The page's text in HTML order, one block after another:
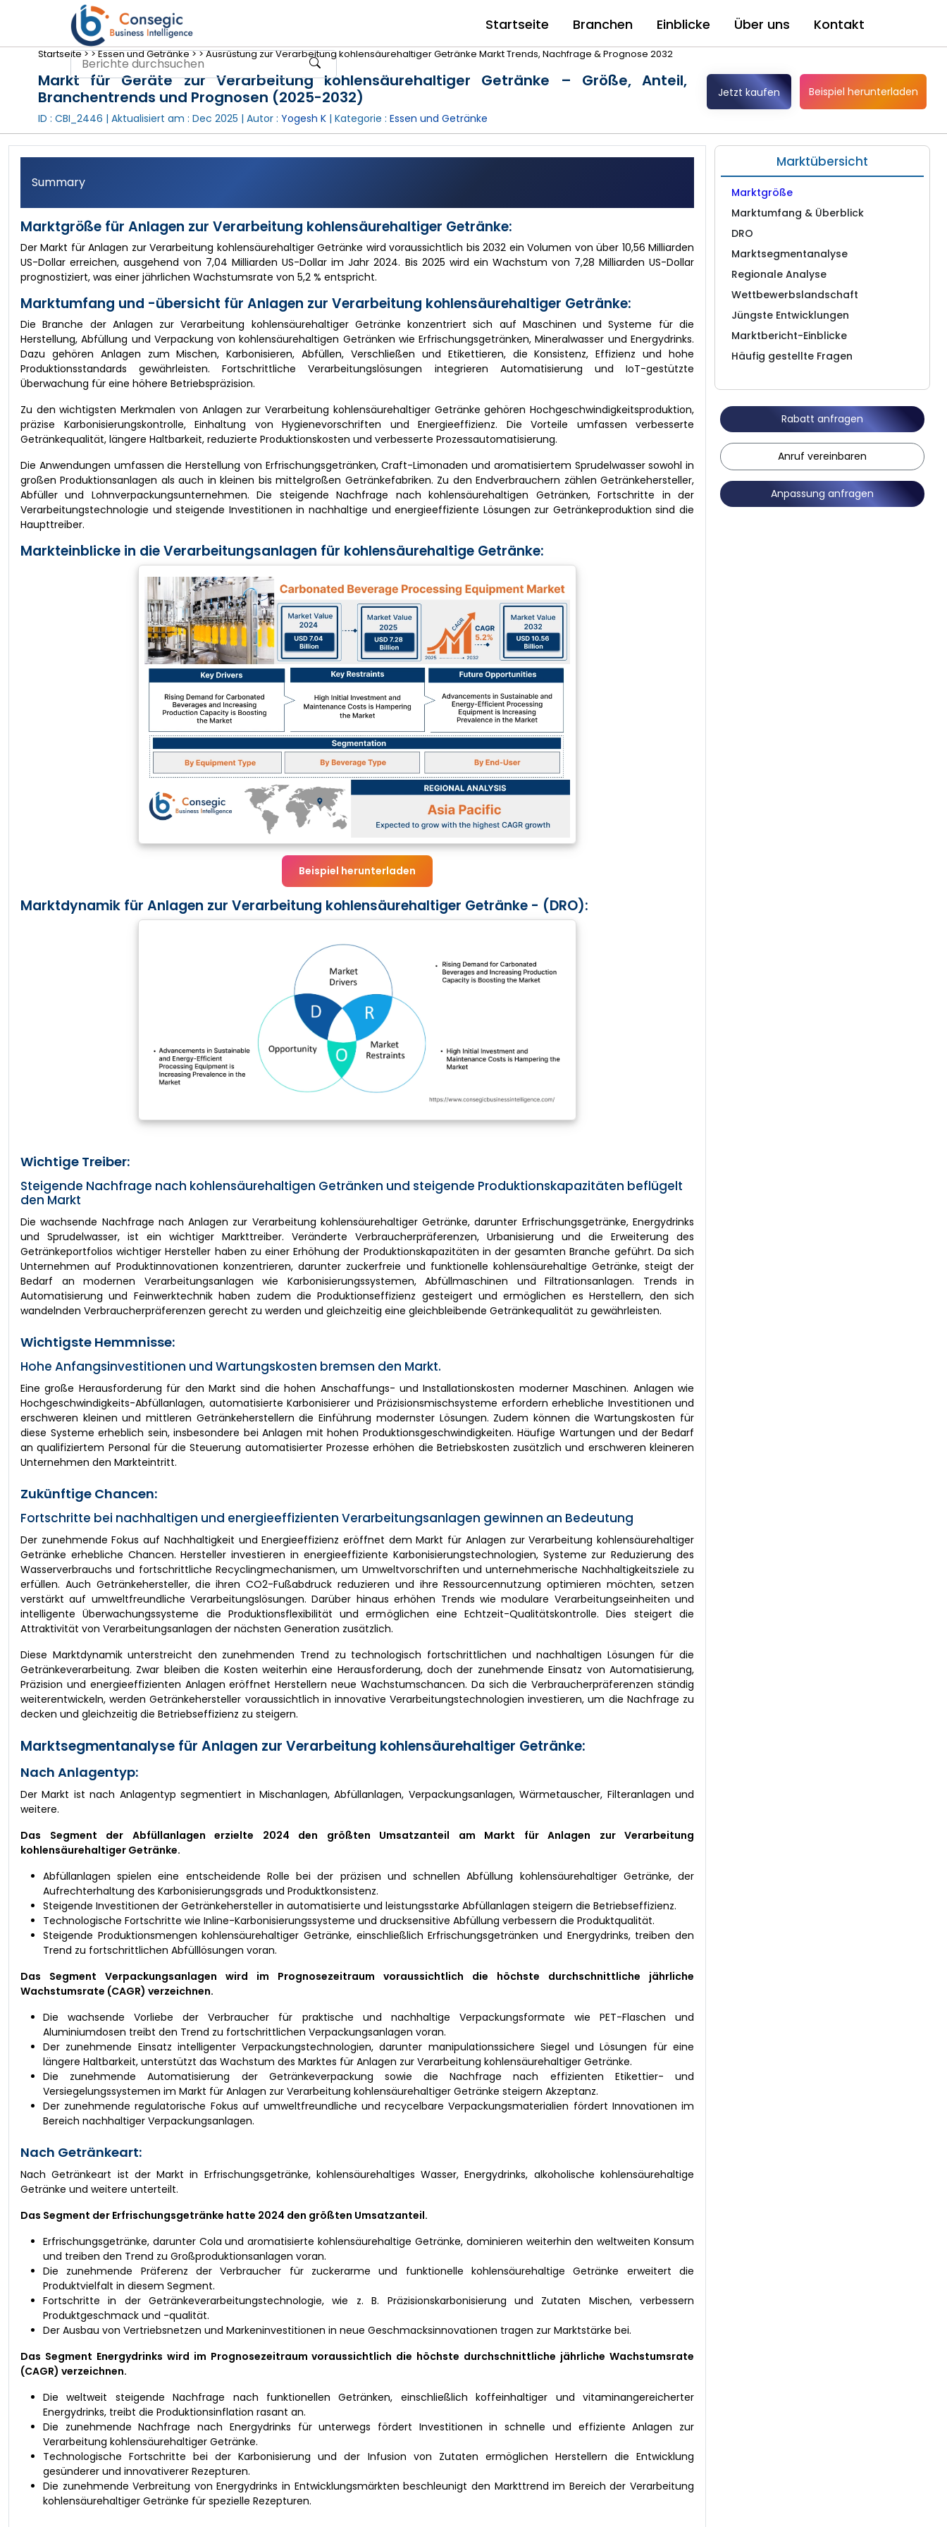
Startseite Branchen Einblicke Über uns Kontakt
Startseite >>Essen und Getränke >>Ausrüstung zur Verarbeitung kohlensäurehaltiger Getränke Markt Trends, Nachfrage & Prognose 2032
Markt für Geräte zur Verarbeitung kohlensäurehaltiger Getränke – Größe, Anteil,
Branchentrends und Prognosen (2025-2032)
ID : CBI_2446 | Aktualisiert am : Dec 2025 | Autor : Yogesh K| Kategorie : Essen und Getränke
Jetzt kaufen Beispiel herunterladen
Summary
Marktgröße für Anlagen zur Verarbeitung kohlensäurehaltiger Getränke:
Der Markt für Anlagen zur Verarbeitung kohlensäurehaltiger Getränke wird voraussichtlich bis 2032 ein Volumen von über 10,56 Milliarden
US-Dollar erreichen, ausgehend von 7,04 Milliarden US-Dollar im Jahr 2024. Bis 2025 wird ein Wachstum von 7,28 Milliarden US-Dollar
prognostiziert, was einer jährlichen Wachstumsrate von 5,2 % entspricht.
Marktumfang und -übersicht für Anlagen zur Verarbeitung kohlensäurehaltiger Getränke:
Die Branche der Anlagen zur Verarbeitung kohlensäurehaltiger Getränke konzentriert sich auf Maschinen und Systeme für die
Herstellung, Abfüllung und Verpackung von kohlensäurehaltigen Getränken wie Erfrischungsgetränken, Mineralwasser und Energydrinks.
Dazu gehören Anlagen zum Mischen, Karbonisieren, Abfüllen, Verschließen und Etikettieren, die Konsistenz, Effizienz und hohe
Produktionsstandards gewährleisten. Fortschrittliche Verarbeitungslösungen integrieren Automatisierung und IoT-gestützte
Überwachung für eine höhere Betriebspräzision.
Zu den wichtigsten Merkmalen von Anlagen zur Verarbeitung kohlensäurehaltiger Getränke gehören Hochgeschwindigkeitsproduktion,
präzise Karbonisierungskontrolle, Einhaltung von Hygienevorschriften und Energieeffizienz. Die Vorteile umfassen verbesserte
Getränkequalität, längere Haltbarkeit, reduzierte Produktionskosten und verbesserte Prozessautomatisierung.
Die Anwendungen umfassen die Herstellung von Erfrischungsgetränken, Craft-Limonaden und aromatisiertem Sprudelwasser sowohl in
großen Produktionsanlagen als auch in kleinen bis mittelgroßen Getränkefabriken. Zu den Endverbrauchern zählen Getränkehersteller,
Abfüller und Lohnverpackungsunternehmen. Die steigende Nachfrage nach kohlensäurehaltigen Getränken, Fortschritte in der
Verarbeitungstechnologie und steigende Investitionen in nachhaltige und energieeffiziente Lösungen zur Getränkeproduktion sind die
Haupttreiber.
Markteinblicke in die Verarbeitungsanlagen für kohlensäurehaltige Getränke:
Beispiel herunterladen
Marktdynamik für Anlagen zur Verarbeitung kohlensäurehaltiger Getränke - (DRO):
Wichtige Treiber:
Steigende Nachfrage nach kohlensäurehaltigen Getränken und steigende Produktionskapazitäten beflügelt
den Markt
Die wachsende Nachfrage nach Anlagen zur Verarbeitung kohlensäurehaltiger Getränke, darunter Erfrischungsgetränke, Energydrinks
und Sprudelwasser, ist ein wichtiger Markttreiber. Veränderte Verbraucherpräferenzen, Urbanisierung und die Erweiterung des
Getränkeportfolios wichtiger Hersteller haben zu einer Erhöhung der Produktionskapazitäten in der gesamten Branche geführt. Da sich
Unternehmen auf Produktinnovationen konzentrieren, darunter zuckerfreie und funktionelle kohlensäurehaltige Getränke, steigt der
Bedarf an modernen Verarbeitungsanlagen wie Karbonisierungssystemen, Abfüllmaschinen und Filtrationsanlagen. Trends in
Automatisierung und Feinwerktechnik haben zudem die Produktionseffizienz gesteigert und ermöglichen es Herstellern, den sich
wandelnden Verbraucherpräferenzen gerecht zu werden und gleichzeitig eine gleichbleibende Getränkequalität zu gewährleisten.
Wichtigste Hemmnisse:
Hohe Anfangsinvestitionen und Wartungskosten bremsen den Markt.
Eine große Herausforderung für den Markt sind die hohen Anschaffungs- und Installationskosten moderner Maschinen. Anlagen wie
Hochgeschwindigkeits-Abfüllanlagen, automatisierte Karbonisierer und Präzisionsmischsysteme erfordern erhebliche Investitionen und
erschweren kleinen und mittleren Getränkeherstellern die Einführung modernster Lösungen. Zudem können die Wartungskosten für
diese Systeme erheblich sein, insbesondere bei Anlagen mit hohen Produktionsgeschwindigkeiten. Häufige Wartungen und der Bedarf
an qualifiziertem Personal für die Steuerung automatisierter Prozesse erhöhen die Betriebskosten zusätzlich und erschweren kleineren
Unternehmen den Markteintritt.
Zukünftige Chancen:
Fortschritte bei nachhaltigen und energieeffizienten Verarbeitungsanlagen gewinnen an Bedeutung
Der zunehmende Fokus auf Nachhaltigkeit und Energieeffizienz eröffnet dem Markt für Anlagen zur Verarbeitung kohlensäurehaltiger
Getränke erhebliche Chancen. Hersteller investieren in energieeffiziente Karbonisierungstechnologien, Systeme zur Reduzierung des
Wasserverbrauchs und fortschrittliche Recyclingmechanismen, um Umweltvorschriften und unternehmerische Nachhaltigkeitsziele zu
erfüllen. Auch Getränkehersteller, die ihren CO2-Fußabdruck reduzieren und ihre Ressourcennutzung optimieren möchten, setzen
verstärkt auf umweltfreundliche Verarbeitungslösungen. Darüber hinaus erhöhen Trends wie modulare Verarbeitungseinheiten und
intelligente Überwachungssysteme die Produktionsflexibilität und ermöglichen eine Echtzeit-Qualitätskontrolle. Dies steigert die
Attraktivität von Verarbeitungsanlagen der nächsten Generation zusätzlich.
Diese Marktdynamik unterstreicht den zunehmenden Trend zu technologisch fortschrittlichen und nachhaltigen Lösungen für die
Getränkeverarbeitung. Zwar bleiben die Kosten weiterhin eine Herausforderung, doch der zunehmende Einsatz von Automatisierung,
Präzision und energieeffizienten Anlagen eröffnet Herstellern neue Wachstumschancen. Da sich die Verbraucherpräferenzen ständig
weiterentwickeln, werden Getränkehersteller voraussichtlich in innovative Verarbeitungstechnologien investieren, um die Nachfrage zu
decken und gleichzeitig die Betriebseffizienz zu steigern.
Marktsegmentanalyse für Anlagen zur Verarbeitung kohlensäurehaltiger Getränke:
Nach Anlagentyp:
Der Markt ist nach Anlagentyp segmentiert in Mischanlagen, Abfüllanlagen, Verpackungsanlagen, Wärmetauscher, Filteranlagen und
weitere.
Das Segment der Abfüllanlagen erzielte 2024 den größten Umsatzanteil am Markt für Anlagen zur Verarbeitung
kohlensäurehaltiger Getränke.
Abfüllanlagen spielen eine entscheidende Rolle bei der präzisen und schnellen Abfüllung kohlensäurehaltiger Getränke, der
Aufrechterhaltung des Karbonisierungsgrads und Produktkonsistenz.
Steigende Investitionen der Getränkehersteller in automatisierte und leistungsstarke Abfüllanlagen steigern die Betriebseffizienz.
Technologische Fortschritte wie Inline-Karbonisierungssysteme und drucksensitive Abfüllung verbessern die Produktqualität.
Steigende Produktionsmengen kohlensäurehaltiger Getränke, einschließlich Erfrischungsgetränken und Energydrinks, treiben den
Trend zu fortschrittlichen Abfülllösungen voran.
Das Segment Verpackungsanlagen wird im Prognosezeitraum voraussichtlich die höchste durchschnittliche jährliche
Wachstumsrate (CAGR) verzeichnen.
Die wachsende Vorliebe der Verbraucher für praktische und nachhaltige Verpackungsformate wie PET-Flaschen und
Aluminiumdosen treibt den Trend zu fortschrittlichen Verpackungsanlagen voran.
Der zunehmende Einsatz intelligenter Verpackungstechnologien, darunter manipulationssichere Siegel und Lösungen für eine
längere Haltbarkeit, unterstützt das Wachstum des Marktes für Anlagen zur Verarbeitung kohlensäurehaltiger Getränke.
Die zunehmende Automatisierung der Getränkeverpackung sowie die Nachfrage nach effizienten Etikettier- und
Versiegelungssystemen im Markt für Anlagen zur Verarbeitung kohlensäurehaltiger Getränke steigern Akzeptanz.
Der zunehmende regulatorische Fokus auf umweltfreundliche und recycelbare Verpackungsmaterialien fördert Innovationen im
Bereich nachhaltiger Verpackungsanlagen.
Nach Getränkeart:
Nach Getränkeart ist der Markt in Erfrischungsgetränke, kohlensäurehaltiges Wasser, Energydrinks, alkoholische kohlensäurehaltige
Getränke und weitere unterteilt.
Das Segment der Erfrischungsgetränke hatte 2024 den größten Umsatzanteil.
Erfrischungsgetränke, darunter Cola und aromatisierte kohlensäurehaltige Getränke, dominieren weiterhin den weltweiten Konsum
und treiben den Trend zu Großproduktionsanlagen voran.
Die zunehmende Präferenz der Verbraucher für zuckerarme und funktionelle kohlensäurehaltige Getränke erweitert die
Produktvielfalt in diesem Segment.
Fortschritte in der Getränkeverarbeitungstechnologie, wie z. B. Präzisionskarbonisierung und Zutaten Mischen, verbessern
Produktgeschmack und -qualität.
Der Ausbau von Vertriebsnetzen und Markeninvestitionen in neue Geschmacksinnovationen tragen zur Marktstärke bei.
Das Segment Energydrinks wird im Prognosezeitraum voraussichtlich die höchste durchschnittliche jährliche Wachstumsrate
(CAGR) verzeichnen.
Die weltweit steigende Nachfrage nach funktionellen Getränken, einschließlich koffeinhaltiger und vitaminangereicherter
Energydrinks, treibt die Produktionsinflation rasant an.
Die zunehmende Nachfrage nach Energydrinks für unterwegs fördert Investitionen in schnelle und effiziente Anlagen zur
Verarbeitung kohlensäurehaltiger Getränke.
Technologische Fortschritte bei der Karbonisierung und der Infusion von Zutaten ermöglichen Herstellern die Entwicklung
gesünderer und innovativerer Rezepturen.
Die zunehmende Verbreitung von Energydrinks in Entwicklungsmärkten beschleunigt den Markttrend im Bereich der Verarbeitung
kohlensäurehaltiger Getränke für spezielle Rezepturen.
Marktübersicht
Marktgröße
Marktumfang & Überblick
DRO
Marktsegmentanalyse
Regionale Analyse
Wettbewerbslandschaft
Jüngste Entwicklungen
Marktbericht-Einblicke
Häufig gestellte Fragen
Rabatt anfragen
Anruf vereinbaren
Anpassung anfragen